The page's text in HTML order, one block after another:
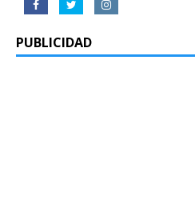
PUBLICIDAD